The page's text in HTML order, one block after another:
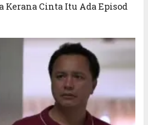
Kerana Cinta Itu Ada Episod